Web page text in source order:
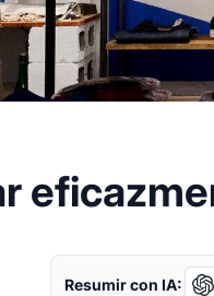
Resumir con IA: